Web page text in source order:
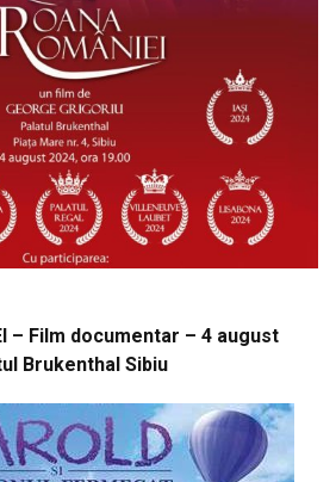
– Film documentar – 4 august
Brukenthal Sibiu